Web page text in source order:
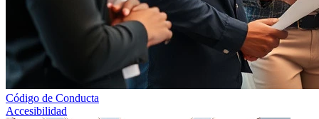
Código de Conducta
Accesibilidad